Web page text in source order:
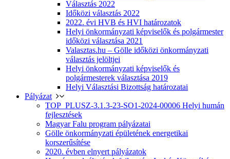
Választás 2022
Időközi választás 2022
2022. évi HVB és HVI határozatok
Helyi önkormányzati képviselők és polgármester
időközi választása 2021
Valasztas.hu – Gölle időközi önkormányzati
választás jelöltjei
Helyi önkormányzati képviselők és
polgármesterek választása 2019
Helyi Választási Bizottság határozatai
Pályázat
TOP_PLUSZ-3.1.3-23-SO1-2024-00006 Helyi humán
fejlesztések
Magyar Falu program pályázatai
Gölle önkormányzati épületének energetikai
korszerűsítése
2020. évben elnyert pályázatok